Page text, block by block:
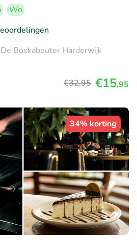
Wo
Boskabouter Harderwijk
€32,95 €15,95
34% korting